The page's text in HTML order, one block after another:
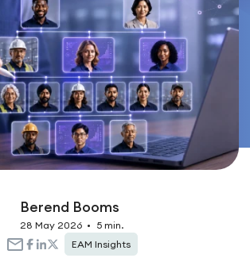
Berend Booms
28 May 2026 •
5 min.
EAM Insights